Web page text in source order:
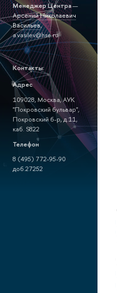
Менеджер Центра—
Арсений Николаевич
Васильев,
a.vasilev@hse.ru
Контакты:
Адрес
109028, Москва, АУК
"Покровский бульвар",
Покровский б-р, д.11,
каб. S822
Телефон
8 (495) 772-95-90
доб.27252